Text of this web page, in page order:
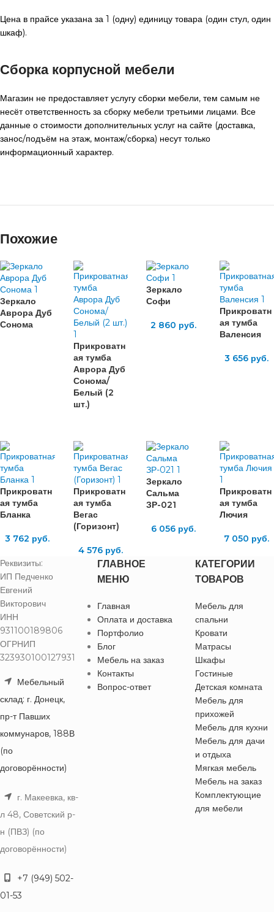
Цена в прайсе указана за 1 (одну) единицу товара (один стул, один
шкаф).
Сборка корпусной мебели
Магазин не предоставляет услугу сборки мебели, тем самым не
несёт ответственность за сборку мебели третьими лицами. Все
данные о стоимости дополнительных услуг на сайте (доставка,
занос/подъём на этаж, монтаж/сборка) несут только
информационный характер.
Похожие
Зеркало
Аврора Дуб
Сонома
Прикроватн
ая тумба
Аврора Дуб
Сонома/
Белый (2
шт.)
Зеркало
Софи
2 860 руб.
Прикроватн
ая тумба
Валенсия
3 656 руб.
Прикроватн
ая тумба
Бланка
3 762 руб.
Прикроватн
ая тумба
Вегас
(Горизонт)
4 576руб.
Зеркало
Сальма
ЗР-021
6 056 руб.
Прикроватн
ая тумба
Лючия
7 050 руб.
Реквизиты:
ИП Педченко
Евгений
Викторович
ИНН
931100189806
ОГРНИП
323930100127931
Мебельный
склад: г. Донецк,
пр-т Павших
коммунаров, 188В
(по
договорённости)
г. Макеевка, кв-
л 48, Советский р-
н (ПВЗ) (по
договорённости)
+7 (949) 502-
01-53
ГЛАВНОЕ
МЕНЮ
Главная
Оплата и доставка
Портфолио
Блог
Мебель на заказ
Контакты
Вопрос-ответ
КАТЕГОРИИ
ТОВАРОВ
Мебель для
спальни
Кровати
Матрасы
Шкафы
Гостиные
Детская комната
Мебель для
прихожей
Мебель для кухни
Мебель для дачи
и отдыха
Мягкая мебель
Мебель на заказ
Комплектующие
для мебели